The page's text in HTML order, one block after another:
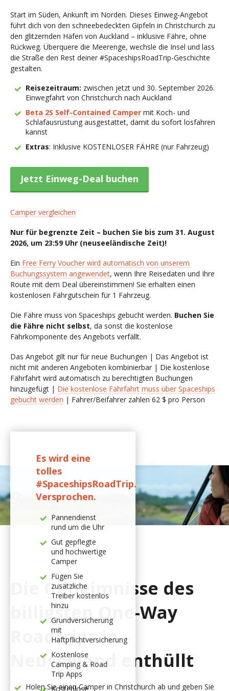
Start im Süden, Ankunft im Norden. Dieses Einweg-Angebot
führt dich von den schneebedeckten Gipfeln in Christchurch zu
den glitzernden Häfen von Auckland – inklusive Fähre, ohne
Rückweg. Überquere die Meerenge, wechsle die Insel und lass
die Straße den Rest deiner #SpaceshipsRoadTrip-Geschichte
gestalten.
Reisezeitraum: zwischen jetzt und 30. September 2026.
Einwegfahrt von Christchurch nach Auckland
Beta 2S Self-Contained Camper mit Koch- und
Schlafausrüstung ausgestattet, damit du sofort losfahren
kannst
Extras: Inklusive KOSTENLOSER FÄHRE (nur Fahrzeug)
Jetzt Einweg-Deal buchen
Camper vergleichen
Nur für begrenzte Zeit – buchen Sie bis zum 31. August
2026, um 23:59 Uhr (neuseeländische Zeit)!
Ein Free Ferry Voucher wird automatisch von unserem
Buchungssystem angewendet, wenn Ihre Reisedaten und Ihre
Route mit dem Deal übereinstimmen! Sie erhalten einen
kostenlosen Fährgutschein für 1 Fahrzeug.
Die Fähre muss von Spaceships gebucht werden. Buchen Sie
die Fähre nicht selbst, da sonst die kostenlose
Fährkomponente des Angebots verfällt.
Das Angebot gilt nur für neue Buchungen | Das Angebot ist
nicht mit anderen Angeboten kombinierbar | Die kostenlose
Fährfahrt wird automatisch zu berechtigten Buchungen
hinzugefügt | Die kostenlose Fährfahrt muss über Spaceships
gebucht werden | Fahrer/Beifahrer zahlen 62 $ pro Person
Es wird eine
tolles
#SpaceshipsRoadTrip.
Versprochen.
Pannendienst
rund um die Uhr
Gut gepflegte
und hochwertige
Camper
Fügen Sie
zusätzliche
Treiber kostenlos
hinzu
Grundversicherung
mit
Haftpflichtversicherung
Kostenlose
Camping & Road
Trip Apps
Kostenlose
Die Geheimnisse des
billigsten One-Way
Roadtrips in
Neuseeland enthüllt
Holen Sie einen Camper in Christchurch ab und geben Sie